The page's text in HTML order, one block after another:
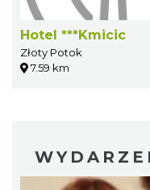
Hotel ***Kmicic
Złoty Potok
7.59 km